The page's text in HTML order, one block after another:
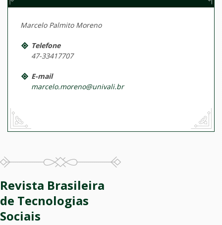
Marcelo Palmito Moreno
Telefone
47-33417707
E-mail
marcelo.moreno@univali.br
Revista Brasileira
de Tecnologias
Sociais